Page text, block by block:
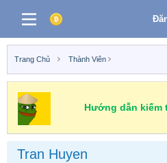
Trang Chủ Thành Viên
Hướng dẫn kiếm
Tran Huyen